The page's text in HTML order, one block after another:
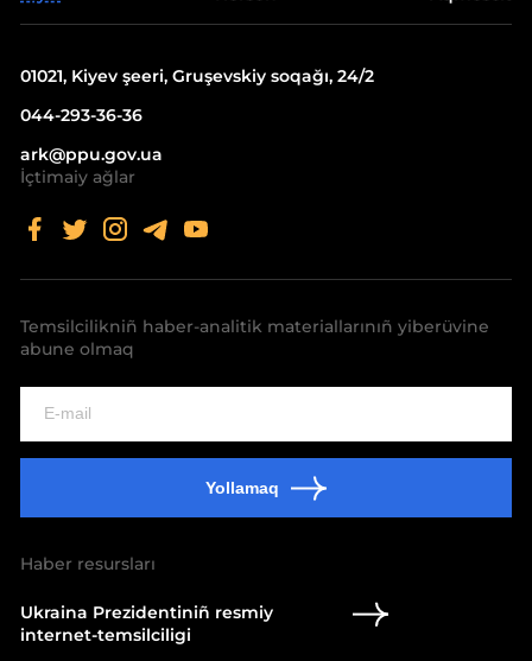
01021, Kiyev şeeri, Gruşevskiy soqağı, 24/2
044-293-36-36
ark@ppu.gov.ua
İçtimaiy ağlar
Temsilcilikniñ haber-analitik materiallarınıñ yiberüvine
abune olmaq
Yollamaq
Haber resursları
Ukraina Prezidentiniñ resmiy
internet-temsilciligi